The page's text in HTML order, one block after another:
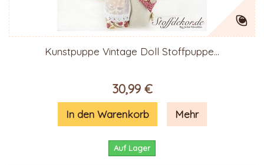
Kunstpuppe Vintage Doll Stoffpuppe...
30,99 €
In den Warenkorb Mehr
Auf Lager